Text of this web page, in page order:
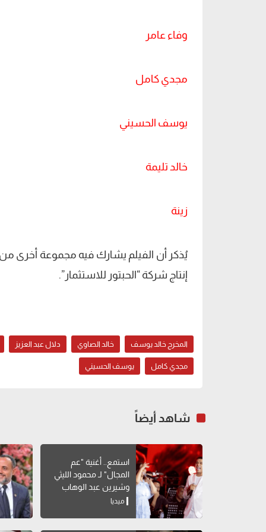
وفاء عامر
مجدي كامل
يوسف الحسيني
خالد تليمة
زينة
يُذكر أن الفيلم يشارك فيه مجموعة أخرى
إنتاج شركة “الحبتور للاستثمار”.
المخرج خالد يوسف خالد الصاوي دلال عبد العزيز
مجدي كامل يوسف الحسيني
شاهد أيضاً
استمع.. أغنية "عم
المجال" لـ محمود الليثي
وشيرين عبد الوهاب
ميديا